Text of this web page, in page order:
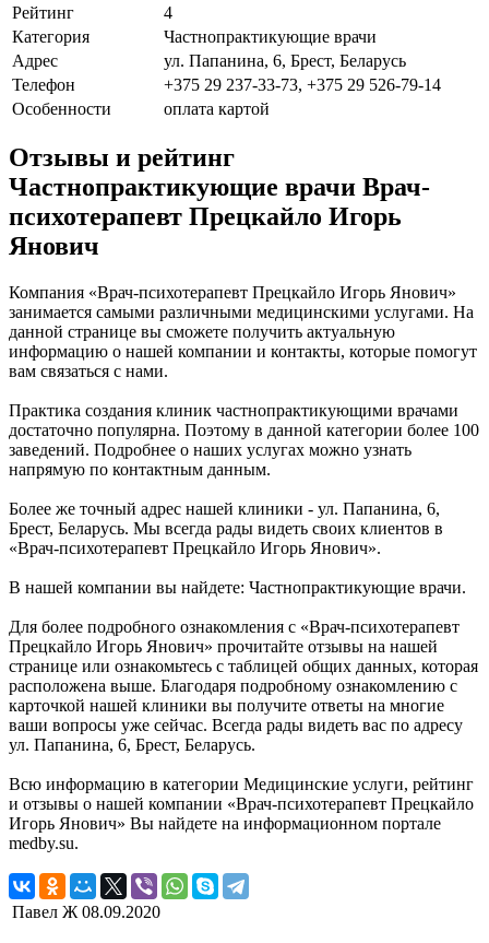
Рейтинг
4
Категория
Частнопрактикующие врачи
Адрес
ул. Папанина, 6, Брест, Беларусь
Телефон
+375 29 237-33-73, +375 29 526-79-14
Особенности
оплата картой
Отзывы и рейтинг
Частнопрактикующие врачи Врач-
психотерапевт Прецкайло Игорь
Янович
Компания «Врач-психотерапевт Прецкайло Игорь Янович»
занимается самыми различными медицинскими услугами. На
данной странице вы сможете получить актуальную
информацию о нашей компании и контакты, которые помогут
вам связаться с нами.
Практика создания клиник частнопрактикующими врачами
достаточно популярна. Поэтому в данной категории более 100
заведений. Подробнее о наших услугах можно узнать
напрямую по контактным данным.
Более же точный адрес нашей клиники - ул. Папанина, 6,
Брест, Беларусь. Мы всегда рады видеть своих клиентов в
«Врач-психотерапевт Прецкайло Игорь Янович».
В нашей компании вы найдете: Частнопрактикующие врачи.
Для более подробного ознакомления с «Врач-психотерапевт
Прецкайло Игорь Янович» прочитайте отзывы на нашей
странице или ознакомьтесь с таблицей общих данных, которая
расположена выше. Благодаря подробному ознакомлению с
карточкой нашей клиники вы получите ответы на многие
ваши вопросы уже сейчас. Всегда рады видеть вас по адресу
ул. Папанина, 6, Брест, Беларусь.
Всю информацию в категории Медицинские услуги, рейтинг
и отзывы о нашей компании «Врач-психотерапевт Прецкайло
Игорь Янович» Вы найдете на информационном портале
medby.su.
Павел Ж 08.09.2020